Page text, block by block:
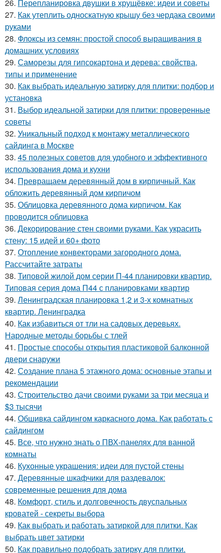
26. Перепланировка двушки в хрущёвке: идеи и советы
27. Как утеплить односкатную крышу без чердака своими
руками
28. Флоксы из семян: простой способ выращивания в
домашних условиях
29. Саморезы для гипсокартона и дерева: свойства,
типы и применение
30. Как выбрать идеальную затирку для плитки: подбор и
установка
31. Выбор идеальной затирки для плитки: проверенные
советы
32. Уникальный подход к монтажу металлического
сайдинга в Москве
33. 45 полезных советов для удобного и эффективного
использования дома и кухни
34. Превращаем деревянный дом в кирпичный. Как
обложить деревянный дом кирпичом
35. Облицовка деревянного дома кирпичом. Как
проводится облицовка
36. Декорирование стен своими руками. Как украсить
стену: 15 идей и 60+ фото
37. Отопление конвекторами загородного дома.
Рассчитайте затраты
38. Типовой жилой дом серии П-44 планировки квартир.
Типовая серия дома П44 с планировками квартир
39. Ленинградская планировка 1,2 и 3-х комнатных
квартир. Ленинградка
40. Как избавиться от тли на садовых деревьях.
Народные методы борьбы с тлей
41. Простые способы открытия пластиковой балконной
двери снаружи
42. Создание плана 5 этажного дома: основные этапы и
рекомендации
43. Строительство дачи своими руками за три месяца и
$3 тысячи
44. Обшивка сайдингом каркасного дома. Как работать с
сайдингом
45. Все, что нужно знать о ПВХ-панелях для ванной
комнаты
46. Кухонные украшения: идеи для пустой стены
47. Деревянные шкафчики для раздевалок:
современные решения для дома
48. Комфорт, стиль и долговечность двуспальных
кроватей - секреты выбора
49. Как выбрать и работать затиркой для плитки. Как
выбрать цвет затирки
50. Как правильно подобрать затирку для плитки.